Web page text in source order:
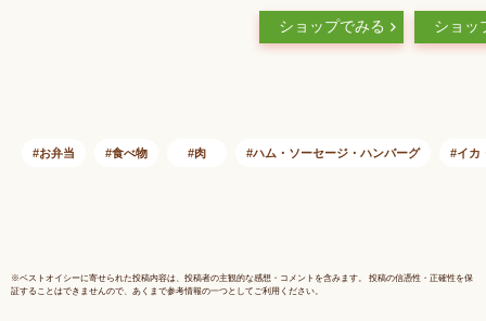
インナー 500g×10袋
入｜ 送料無料 冷凍
ショップでみる
コちゃん
500g×10
ショッ
お弁当 食べ物 肉 ハム・ソーセージ・ハンバーグ イカ
※ベストオイシーに寄せられた投稿内容は、投稿者の主観的な感想・コメントを含みます。 投稿の信憑性・正確性を保
証することはできませんので、あくまで参考情報の一つとしてご利用ください。